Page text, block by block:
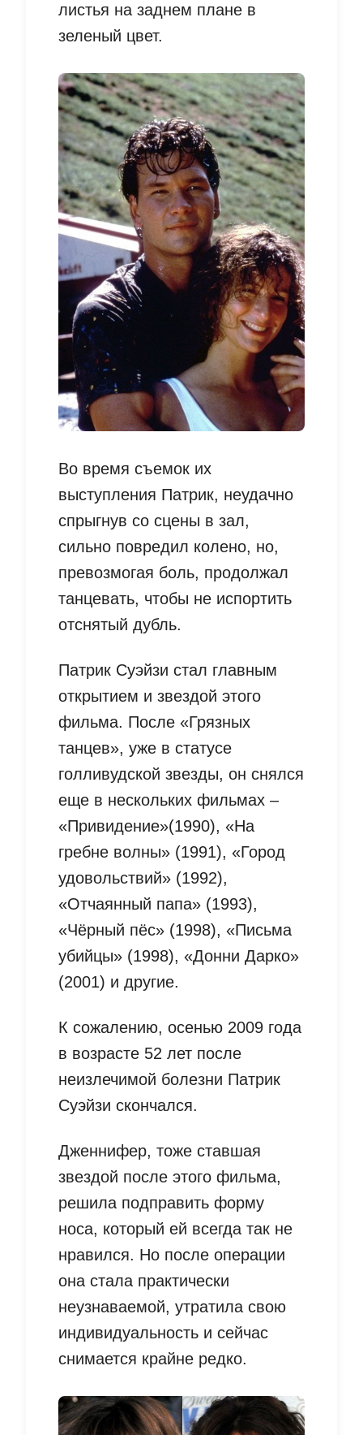
листья на заднем плане в
зеленый цвет.
Во время съемок их
выступления Патрик, неудачно
спрыгнув со сцены в зал,
сильно повредил колено, но,
превозмогая боль, продолжал
танцевать, чтобы не испортить
отснятый дубль.
Патрик Суэйзи стал главным
открытием и звездой этого
фильма. После «Грязных
танцев», уже в статусе
голливудской звезды, он снялся
еще в нескольких фильмах –
«Привидение»(1990), «На
гребне волны» (1991), «Город
удовольствий» (1992),
«Отчаянный папа» (1993),
«Чёрный пёс» (1998), «Письма
убийцы» (1998), «Донни Дарко»
(2001) и другие.
К сожалению, осенью 2009 года
в возрасте 52 лет после
неизлечимой болезни Патрик
Суэйзи скончался.
Дженнифер, тоже ставшая
звездой после этого фильма,
решила подправить форму
носа, который ей всегда так не
нравился. Но после операции
она стала практически
неузнаваемой, утратила свою
индивидуальность и сейчас
снимается крайне редко.